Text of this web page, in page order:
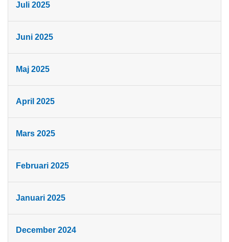
Juli 2025
Juni 2025
Maj 2025
April 2025
Mars 2025
Februari 2025
Januari 2025
December 2024